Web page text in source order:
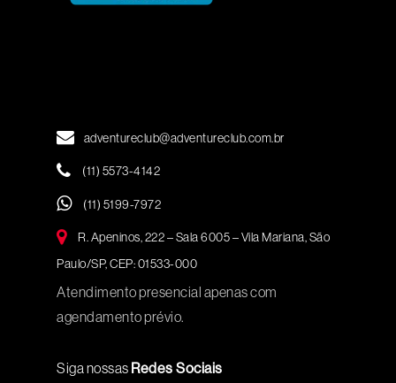
adventureclub@adventureclub.com.br
(11) 5573-4142
(11) 5199-7972
R. Apeninos, 222 – Sala 6005 – Vila Mariana, São
Paulo/SP, CEP: 01533-000
Atendimento presencial apenas com
agendamento prévio.
Siga nossas Redes Sociais